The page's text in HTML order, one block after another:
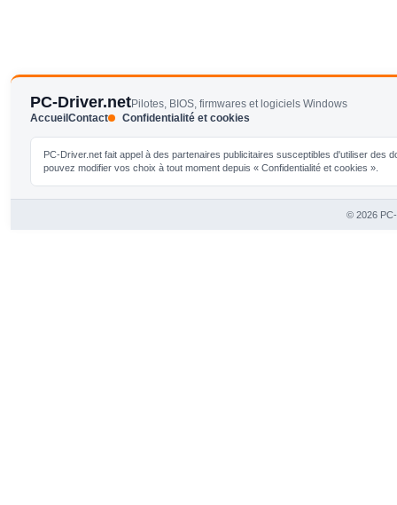
PC-Driver.netPilotes, BIOS, firmwares et logiciels Windows
AccueilContact Confidentialité et cookies
PC-Driver.net fait appel à des partenaires publicitaires susceptibles d'utiliser
pouvez modifier vos choix à tout moment depuis « Confidentialité et cookies ».
© 2026